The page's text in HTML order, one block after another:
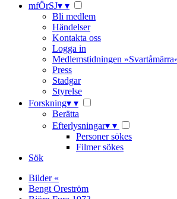
mfÖrSJ▾ ▾
Bli medlem
Händelser
Kontakta oss
Logga in
Medlemstidningen
Press
Stadgar
Styrelse
Forskning▾ ▾
Berätta
Efterlysningar▾ ▾
Personer sökes
Filmer sökes
Sök
Bilder «
Bengt Oreström